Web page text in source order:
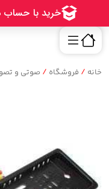
خانه / فروشگاه / صوتی و